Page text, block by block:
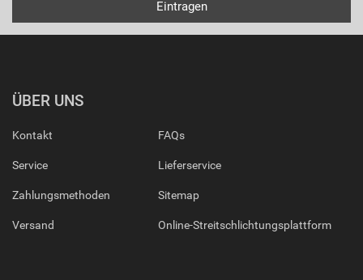
ÜBER UNS
Kontakt
Service
Zahlungsmethoden
Versand
FAQs
Lieferservice
Sitemap
Online-Streitschlichtungsplattform